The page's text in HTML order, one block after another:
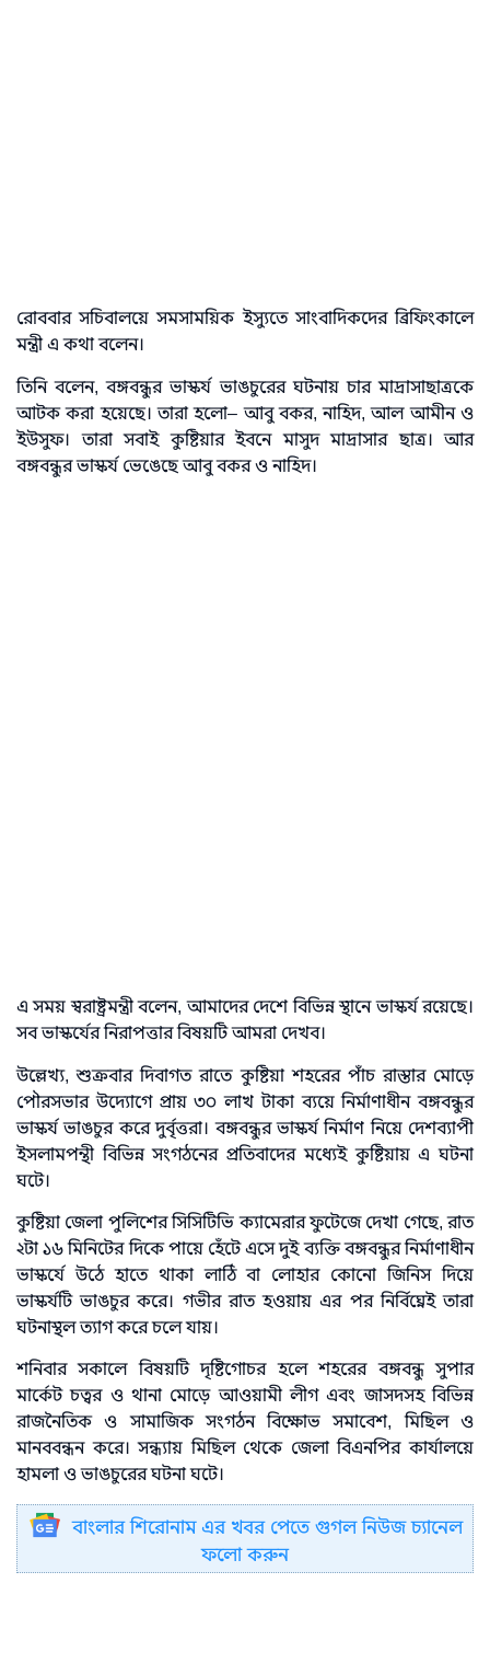
রোববার সচিবালয়ে সমসাময়িক ইস্যুতে সাংবাদিকদের ব্রিফিংকালে
মন্ত্রী এ কথা বলেন।
তিনি বলেন, বঙ্গবন্ধুর ভাস্কর্য ভাঙচুরের ঘটনায় চার মাদ্রাসাছাত্রকে
আটক করা হয়েছে। তারা হলো– আবু বকর, নাহিদ, আল আমীন ও
ইউসুফ। তারা সবাই কুষ্টিয়ার ইবনে মাসুদ মাদ্রাসার ছাত্র। আর
বঙ্গবন্ধুর ভাস্কর্য ভেঙেছে আবু বকর ও নাহিদ।
এ সময় স্বরাষ্ট্রমন্ত্রী বলেন, আমাদের দেশে বিভিন্ন স্থানে ভাস্কর্য রয়েছে।
সব ভাস্কর্যের নিরাপত্তার বিষয়টি আমরা দেখব।
উল্লেখ্য, শুক্রবার দিবাগত রাতে কুষ্টিয়া শহরের পাঁচ রাস্তার মোড়ে
পৌরসভার উদ্যোগে প্রায় ৩০ লাখ টাকা ব্যয়ে নির্মাণাধীন বঙ্গবন্ধুর
ভাস্কর্য ভাঙচুর করে দুর্বৃত্তরা। বঙ্গবন্ধুর ভাস্কর্য নির্মাণ নিয়ে দেশব্যাপী
ইসলামপন্থী বিভিন্ন সংগঠনের প্রতিবাদের মধ্যেই কুষ্টিয়ায় এ ঘটনা
ঘটে।
কুষ্টিয়া জেলা পুলিশের সিসিটিভি ক্যামেরার ফুটেজে দেখা গেছে, রাত
২টা ১৬ মিনিটের দিকে পায়ে হেঁটে এসে দুই ব্যক্তি বঙ্গবন্ধুর নির্মাণাধীন
ভাস্কর্যে উঠে হাতে থাকা লাঠি বা লোহার কোনো জিনিস দিয়ে
ভাস্কর্যটি ভাঙচুর করে। গভীর রাত হওয়ায় এর পর নির্বিঘ্নেই তারা
ঘটনাস্থল ত্যাগ করে চলে যায়।
শনিবার সকালে বিষয়টি দৃষ্টিগোচর হলে শহরের বঙ্গবন্ধু সুপার
মার্কেট চত্বর ও থানা মোড়ে আওয়ামী লীগ এবং জাসদসহ বিভিন্ন
রাজনৈতিক ও সামাজিক সংগঠন বিক্ষোভ সমাবেশ, মিছিল ও
মানববন্ধন করে। সন্ধ্যায় মিছিল থেকে জেলা বিএনপির কার্যালয়ে
হামলা ও ভাঙচুরের ঘটনা ঘটে।
বাংলার শিরোনাম এর খবর পেতে গুগল নিউজ চ্যানেল
ফলো করুন